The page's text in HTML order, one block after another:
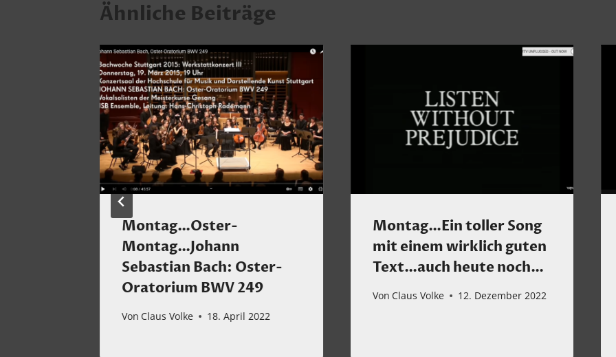
Ähnliche Beiträge
Montag…Oster-
Montag…Johann
Sebastian Bach: Oster-
Oratorium BWV 249
Von Claus Volke 18. April 2022
Montag…Ein toller Song
mit einem wirklich guten
Text…auch heute noch…
Von Claus Volke 12. Dezember 2022